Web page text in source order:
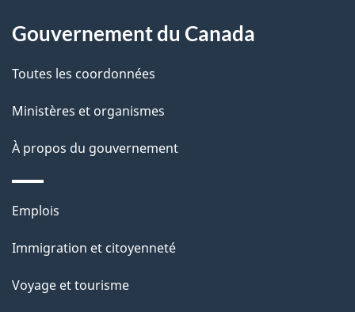
site
Gouvernement du Canada
Toutes les coordonnées
Ministères et organismes
À propos du gouvernement
Thèmes
sujets
Emplois
Immigration et citoyenneté
Voyage et tourisme